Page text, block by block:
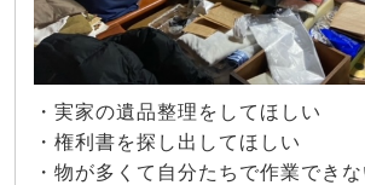
・実家の遺品整理をしてほしい
・権利書を探し出してほしい
・物が多くて自分たちで作業できな